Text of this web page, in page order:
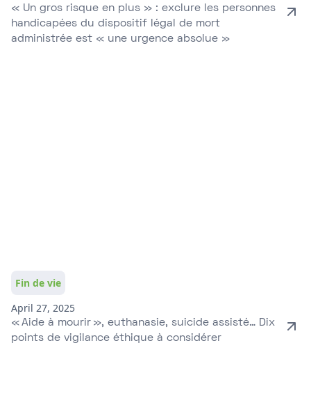
« Un gros risque en plus » : exclure les personnes
handicapées du dispositif légal de mort
administrée est « une urgence absolue »
Fin de vie
April 27, 2025
« Aide à mourir », euthanasie, suicide assisté… Dix
points de vigilance éthique à considérer